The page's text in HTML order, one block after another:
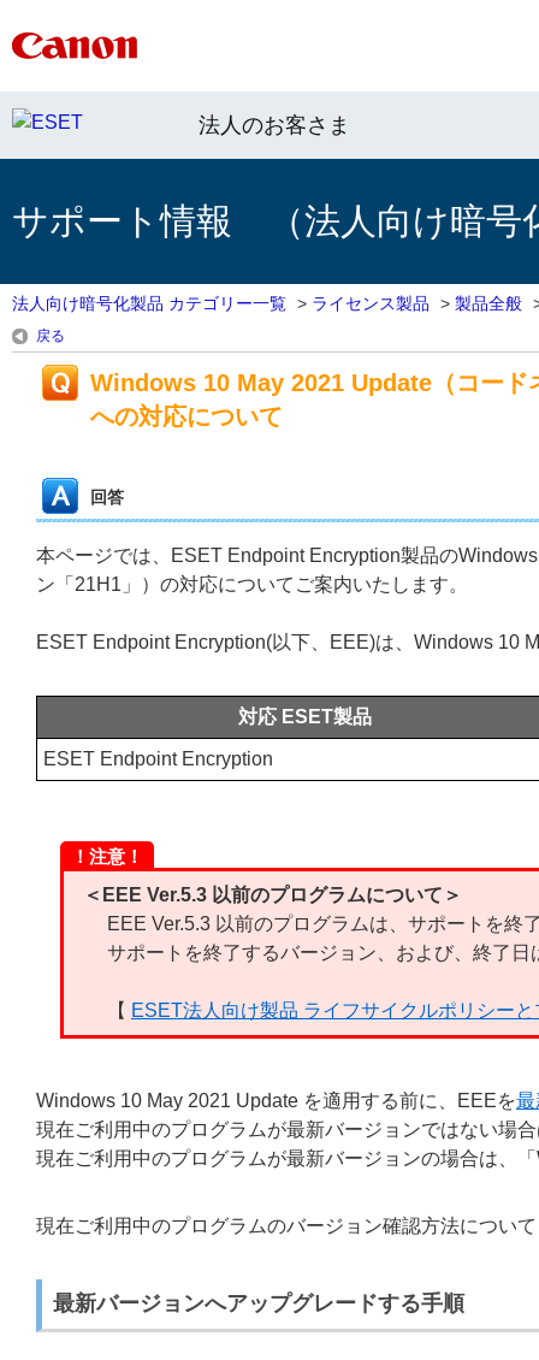
法人のお客さま
サポート情報 （法人向け暗号
法人向け暗号化製品 カテゴリー一覧 > ライセンス製品 > 製品全般
戻る
Windows 10 May 2021 Update（コード
への対応について
回答
本ページでは、ESET Endpoint Encryption製品の
ン「21H1」）の対応についてご案内いたします。
ESET Endpoint Encryption(以下、EEE)は、Windows 10
対応 ESET製品
ESET Endpoint Encryption
！注意！
＜EEE Ver.5.3 以前のプログラムについて＞
EEE Ver.5.3 以前のプログラムは、サポートを終
サポートを終了するバージョン、および、終了
【 ESET法人向け製品 ライフサイクルポリシー
Windows 10 May 2021 Update を適用する前に、EEEを最
現在ご利用中のプログラムが最新バージョンではない場
現在ご利用中のプログラムが最新バージョンの場合は、
現在ご利用中のプログラムのバージョン確認方法について
最新バージョンへアップグレードする手順